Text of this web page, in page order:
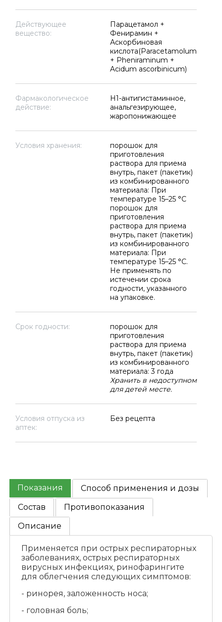
Действующее
вещество:
Парацетамол +
Фенирамин +
Аскорбиновая
кислота(Paracetamolum
+ Pheniraminum +
Acidum ascorbinicum)
Фармакологическое
действие:
H1-антигистаминное,
анальгезирующее,
жаропонижающее
Условия хранения:
порошок для
приготовления
раствора для приема
внутрь, пакет (пакетик)
из комбинированного
материала: При
температуре 15–25 °C
порошок для
приготовления
раствора для приема
внутрь, пакет (пакетик)
из комбинированного
материала: При
температуре 15–25 °C.
Не применять по
истечении срока
годности, указанного
на упаковке.
Срок годности:
порошок для
приготовления
раствора для приема
внутрь, пакет (пакетик)
из комбинированного
материала: 3 года
Хранить в недоступном
для детей месте.
Условия отпуска из
аптек:
Без рецепта
Показания
Способ применения и дозы
Состав
Противопоказания
Описание
Применяется при острых респираторных
заболеваниях, острых респираторных
вирусных инфекциях, ринофарингите
для облегчения следующих симптомов:
- ринорея, заложенность носа;
- головная боль;